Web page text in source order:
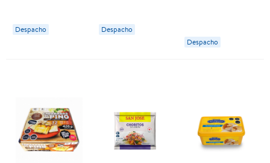
Despacho Despacho
Despacho